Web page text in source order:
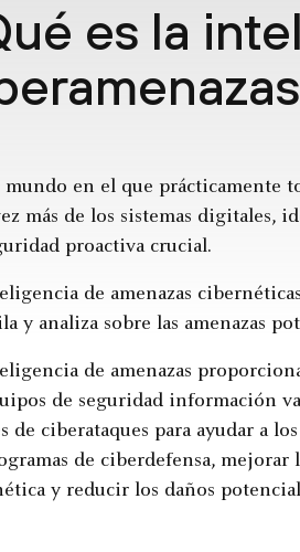
es la
mundo en el que prácticamente
más de los sistemas digitales,
proactiva crucial.
de amenazas
y analiza sobre las amenazas
de amenazas
de seguridad información
de ciberataques para ayudar a
de ciberdefensa, mejorar
y reducir los daños